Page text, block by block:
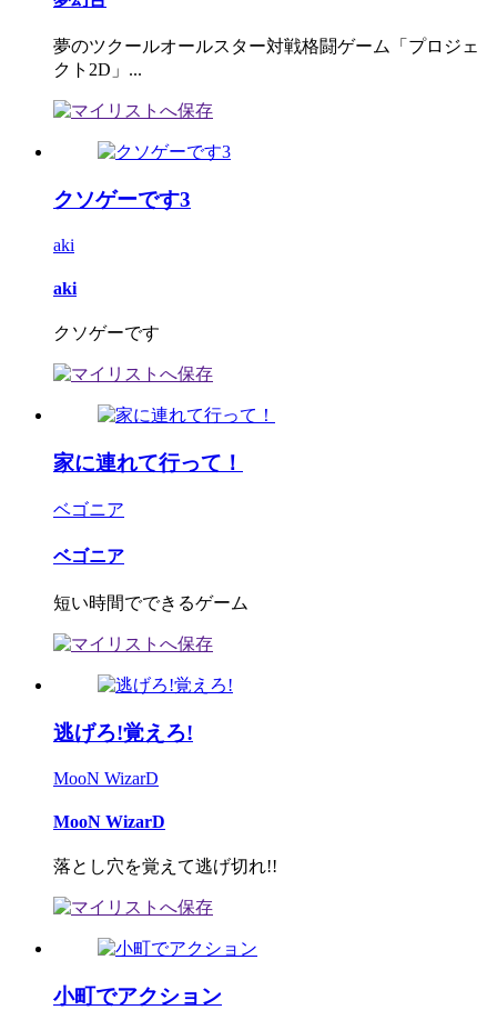
夢のツクールオールスター対戦格闘ゲーム「プロジェ
クト2D」...
クソゲーです3
aki
aki
クソゲーです
家に連れて行って！
ベゴニア
ベゴニア
短い時間でできるゲーム
逃げろ!覚えろ!
MooN WizarD
MooN WizarD
落とし穴を覚えて逃げ切れ!!
小町でアクション